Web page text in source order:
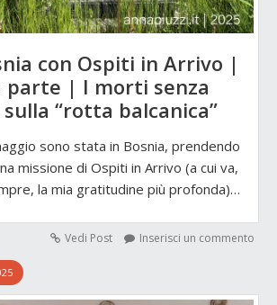
con Ospiti in Arrivo |
parte | I morti senza
“rotta balcanica”
sono stata in Bosnia, prendendo
missione di Ospiti in Arrivo (a cui va,
la mia gratitudine più profonda)…
Vedi Post Inserisci un commento